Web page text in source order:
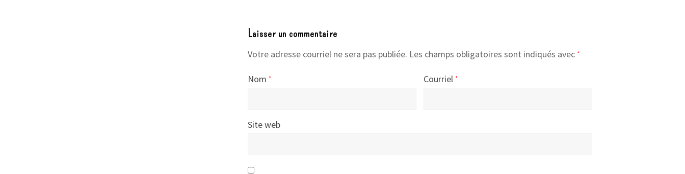
Laisser un commentaire
Votre adresse courriel ne sera pas publiée. Les champs obligatoires sont indiqués avec *
Nom * Courriel *
Site web